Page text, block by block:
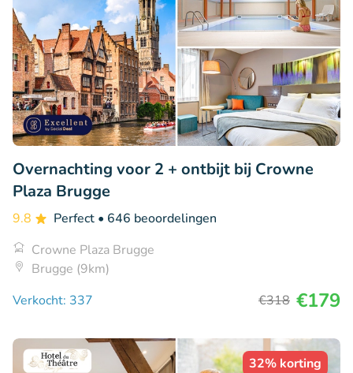
Overnachting voor 2 + ontbijt bij Crowne
Plaza Brugge
9.8 Perfect • 646 beoordelingen
Crowne Plaza Brugge
Brugge (9km)
Verkocht: 337
€318 €179
32% korting